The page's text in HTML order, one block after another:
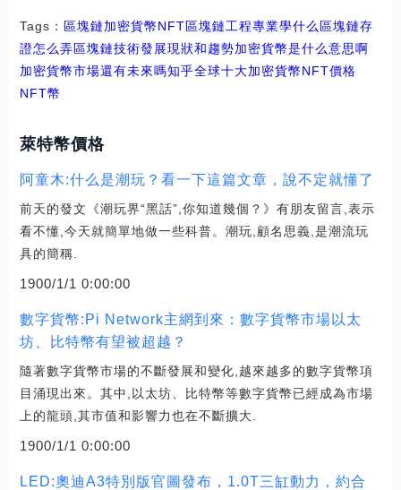
Tags： 區塊鏈加密貨幣NFT區塊鏈工程專業學什么區塊鏈存
證怎么弄區塊鏈技術發展現狀和趨勢加密貨幣是什么意思啊
加密貨幣市場還有未來嗎知乎全球十大加密貨幣NFT價格
NFT幣
萊特幣價格
阿童木:什么是潮玩？看一下這篇文章，說不定就懂了
前天的發文《潮玩界“黑話”,你知道幾個？》有朋友留言,表示
看不懂,今天就簡單地做一些科普。潮玩,顧名思義,是潮流玩
具的簡稱.
1900/1/1 0:00:00
數字貨幣:Pi Network主網到來：數字貨幣市場以太
坊、比特幣有望被超越？
隨著數字貨幣市場的不斷發展和變化,越來越多的數字貨幣項
目涌現出來。其中,以太坊、比特幣等數字貨幣已經成為市場
上的龍頭,其市值和影響力也在不斷擴大.
1900/1/1 0:00:00
LED:奧迪A3特別版官圖發布，1.0T三缸動力，約合